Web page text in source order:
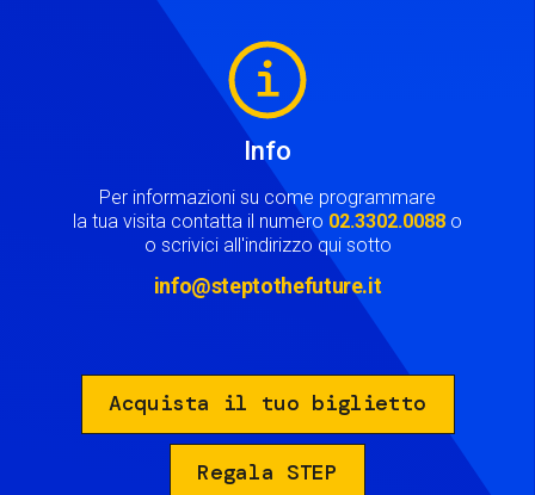
Info
Per informazioni su come programmare
la tua visita contatta il numero 02.3302.0088 o
o scrivici all'indirizzo qui sotto
info@steptothefuture.it
Acquista il tuo biglietto
Regala STEP